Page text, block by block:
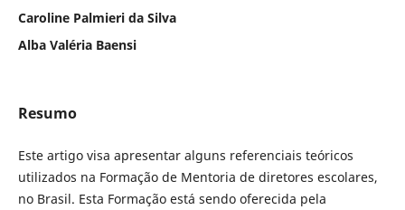
Caroline Palmieri da Silva
Alba Valéria Baensi
Resumo
Este artigo visa apresentar alguns referenciais teóricos
utilizados na Formação de Mentoria de diretores escolares,
no Brasil. Esta Formação está sendo oferecida pela